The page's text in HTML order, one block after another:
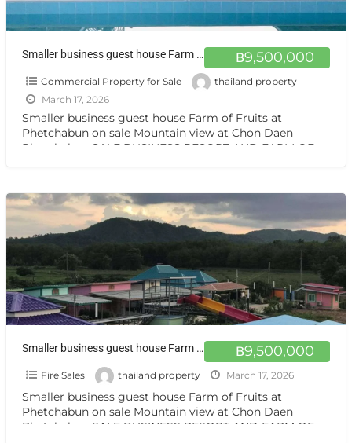
฿9,500,000
Smaller business guest house Farm of Fruits at Phetchabun Large land sale Mountain view at Chon Daen Phetchabun
Commercial Property for Sale
thailand property
March 17, 2026
Smaller business guest house Farm of Fruits at
Phetchabun on sale Mountain view at Chon Daen
Phetchabun SALE BUSINESS RESORT AND FARM OF
฿9,500,000
Smaller business guest house Farm of Fruits at Phetchabun on sale Mountain view at Chon Daen Phetchabun ขายบ้านสวน เพชรบุูรณ์
Fire Sales thailand property March 17, 2026
Smaller business guest house Farm of Fruits at
Phetchabun on sale Mountain view at Chon Daen
Phetchabun SALE BUSINESS RESORT AND FARM OF